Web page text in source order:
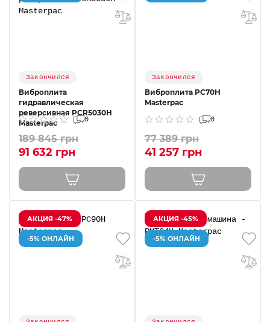
Закончился
Виброплита
гидравлическая
реверсивная PCR5030H
Masterpac
0
189 845 грн
91 632 грн
Закончился
Виброплита РС70Н
Masterpac
0
77 389 грн
41 257 грн
АКЦИЯ -47%
-5% ОНЛАЙН
АКЦИЯ -45%
-5% ОНЛАЙН